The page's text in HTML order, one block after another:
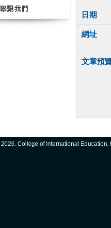
日期
網址
文章預
2026. College of International Education,